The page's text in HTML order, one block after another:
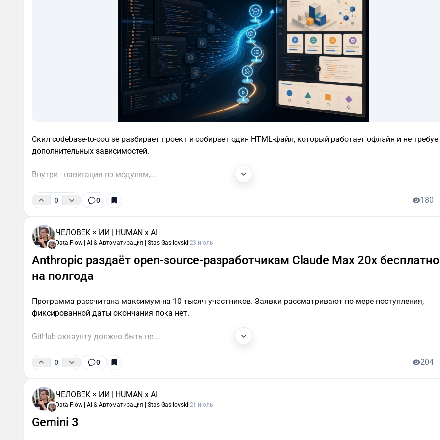
Скил codebase-to-course разбирает проект и собирает один HTML-файл, который работает офлайн и не
дополнительных зависимостей.
Внутри - навигация по модулям,...
0 0 180
ЧЕЛОВЕК × ИИ | HUMAN x AI
Data Flow | AI & Автоматизация | Stas Gasilovskii23 июль
Anthropic раздаёт open-source-разработчикам Claude Max 20x бесплатно
на полгода
Программа рассчитана максимум на 10 тысяч участников. Заявки рассматривают по мере поступления,
фиксированной даты окончания пока нет.
GitHub-аккаунту должно быть не...
0 0 204
ЧЕЛОВЕК × ИИ | HUMAN x AI
Data Flow | AI & Автоматизация | Stas Gasilovskii21 июль
Gemini 3